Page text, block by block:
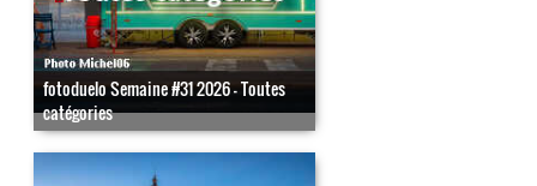
fotoduelo Semaine #31 2026 - Toutes
catégories